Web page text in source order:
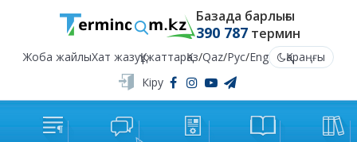
Базада барлығы
390 787термин
Жоба жайлыХат жазуҚұжаттарҚаз/Qaz/Рус/Eng
Қараңғы
Кіру